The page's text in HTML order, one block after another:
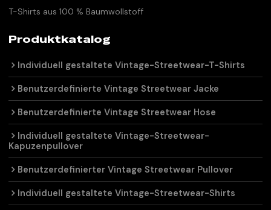
T-Shirts aus 100 % Baumwollstoff
Produktkatalog
Individuell gestaltete Vintage-Streetwear-T-Shirts
Benutzerdefinierte Vintage Streetwear Jacke
Benutzerdefinierte Vintage Streetwear Hose
Individuell gestaltete Vintage-Streetwear-
Kapuzenpullover
Benutzerdefinierter Vintage Streetwear Pullover
Individuell gestaltete Vintage-Streetwear-Shirts